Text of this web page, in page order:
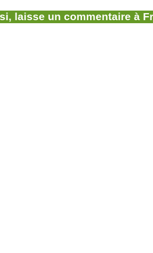
laisse un commentaire à